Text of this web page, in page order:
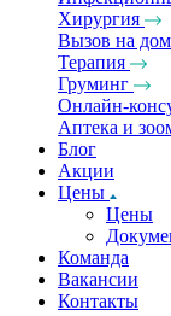
Хирургия
Вызов на дом
Терапия
Груминг
Онлайн-
Аптека и
Блог
Акции
Цены
Цены
Команда
Вакансии
Контакты